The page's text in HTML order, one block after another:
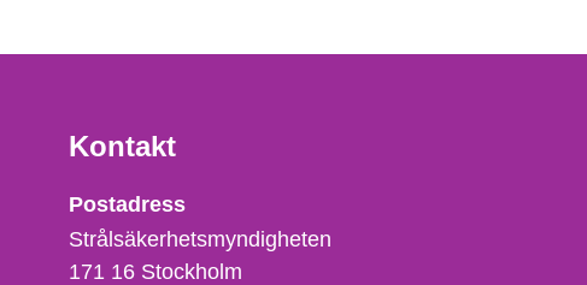
Kontakt
Strålsäkerhetsmyndigheten
Postadress
Strålsäkerhetsmyndigheten
171 16 Stockholm